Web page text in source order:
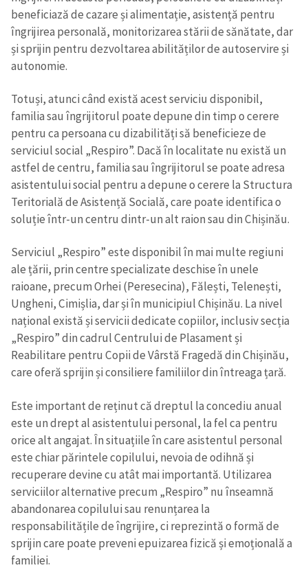
Trimite o informație
beneficiază de cazare și alimentație, asistență pentru
îngrijirea personală, monitorizarea stării de sănătate, dar
și sprijin pentru dezvoltarea abilităților de autoservire și
autonomie.
Totuși, atunci când există acest serviciu disponibil,
familia sau îngrijitorul poate depune din timp o cerere
pentru ca persoana cu dizabilități să beneficieze de
serviciul social „Respiro”. Dacă în localitate nu există un
astfel de centru, familia sau îngrijitorul se poate adresa
asistentului social pentru a depune o cerere la Structura
Teritorială de Asistență Socială, care poate identifica o
soluție într-un centru dintr-un alt raion sau din Chișinău.
Serviciul „Respiro” este disponibil în mai multe regiuni
ale țării, prin centre specializate deschise în unele
raioane, precum Orhei (Peresecina), Fălești, Telenești,
Ungheni, Cimișlia, dar și în municipiul Chișinău. La nivel
național există și servicii dedicate copiilor, inclusiv secția
„Respiro” din cadrul Centrului de Plasament și
Reabilitare pentru Copii de Vârstă Fragedă din Chișinău,
care oferă sprijin și consiliere familiilor din întreaga țară.
Este important de reținut că dreptul la concediu anual
este un drept al asistentului personal, la fel ca pentru
orice alt angajat. În situațiile în care asistentul personal
este chiar părintele copilului, nevoia de odihnă și
recuperare devine cu atât mai importantă. Utilizarea
serviciilor alternative precum „Respiro” nu înseamnă
abandonarea copilului sau renunțarea la
responsabilitățile de îngrijire, ci reprezintă o formă de
sprijin care poate preveni epuizarea fizică și emoțională a
familiei.